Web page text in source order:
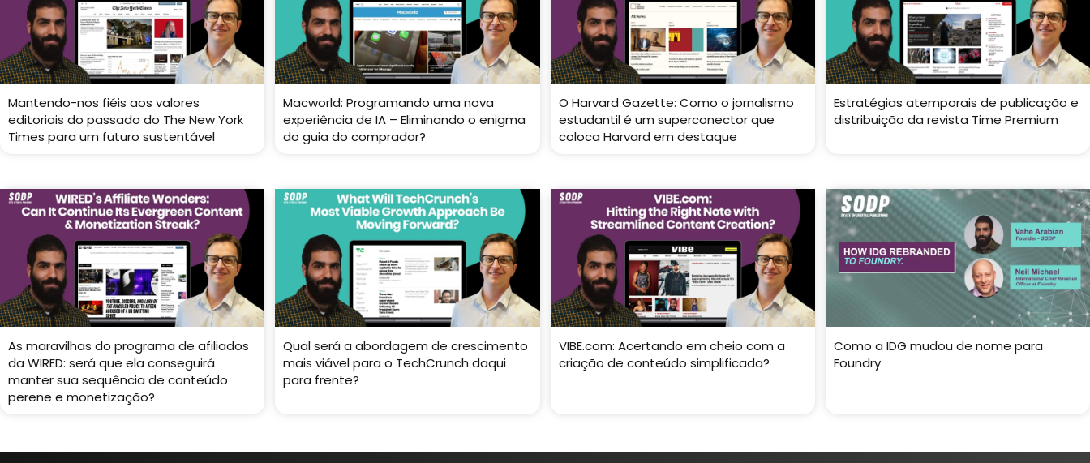
Mantendo-nos fiéis aos valores
editoriais do passado do The New York
Times para um futuro sustentável
Macworld: Programando uma nova
experiência de IA – Eliminando o enigma
do guia do comprador?
O Harvard Gazette: Como o jornalismo
estudantil é um superconector que
coloca Harvard em destaque
Estratégias atemporais de publicação e
distribuição da revista Time Premium
As maravilhas do programa de afiliados
da WIRED: será que ela conseguirá
manter sua sequência de conteúdo
perene e monetização?
Qual será a abordagem de crescimento
mais viável para o TechCrunch daqui
para frente?
VIBE.com: Acertando em cheio com a
criação de conteúdo simplificada?
Como a IDG mudou de nome para
Foundry